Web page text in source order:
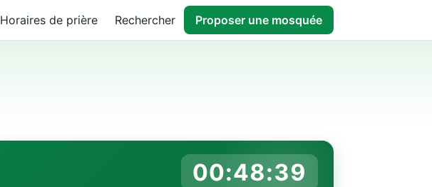
Horaires de prière Rechercher Proposer une mosquée
00:48:38